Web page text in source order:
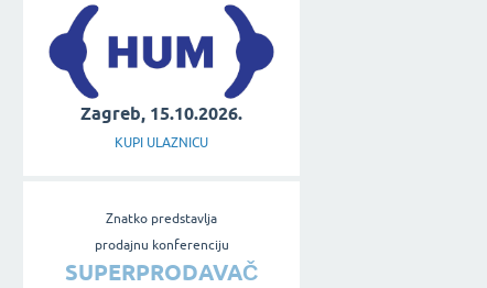
Zagreb, 15.10.2026.
KUPI ULAZNICU
Znatko predstavlja
prodajnu konferenciju
SUPERPRODAVAČ